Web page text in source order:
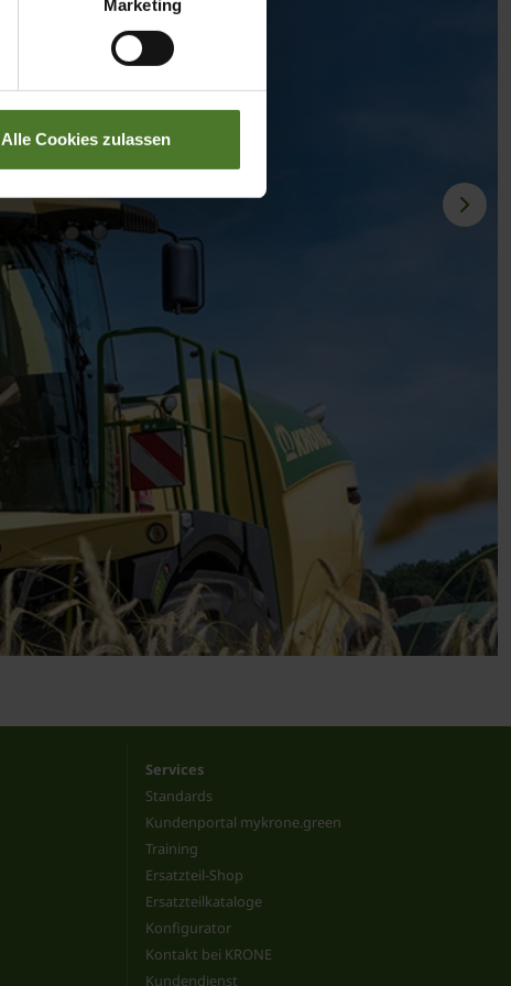
Marketing
Alle Cookies zulassen
Services
Standards
Kundenportal mykrone.green
Training
Ersatzteil-Shop
Ersatzteilkataloge
Konfigurator
Kontakt bei KRONE
Kundendienst